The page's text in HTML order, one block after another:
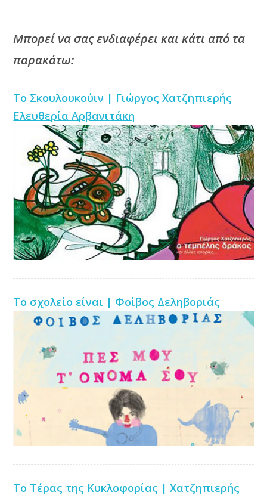
Μπορεί να σας ενδιαφέρει και κάτι από τα
παρακάτω:
Το Σκουλουκούιν | Γιώργος Χατζηπιερής
Ελευθερία Αρβανιτάκη
Το σχολείο είναι | Φοίβος Δεληβοριάς
Το Τέρας της Κυκλοφορίας | Χατζηπιερής